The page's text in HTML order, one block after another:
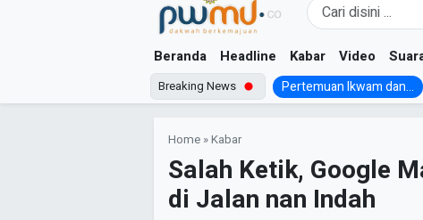
Beranda Headline Kabar Video
Breaking News Pertemuan Ikwam dan...
Home »Kabar
Salah Ketik, Google
di Jalan nan Indah